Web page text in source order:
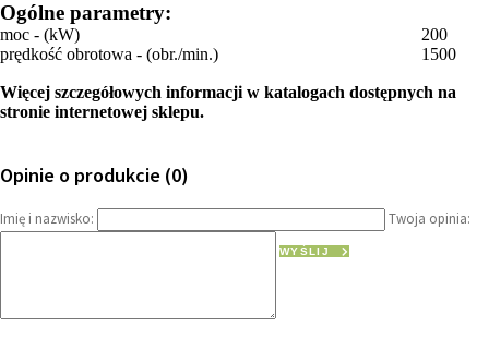
Ogólne parametry:
moc - (kW)
200
prędkość obrotowa - (obr./min.)
1500
Więcej szczegółowych informacji w katalogach dostępnych na
stronie internetowej sklepu.
Opinie o produkcie (0)
Imię i nazwisko: Twoja opinia:
WYŚLIJ